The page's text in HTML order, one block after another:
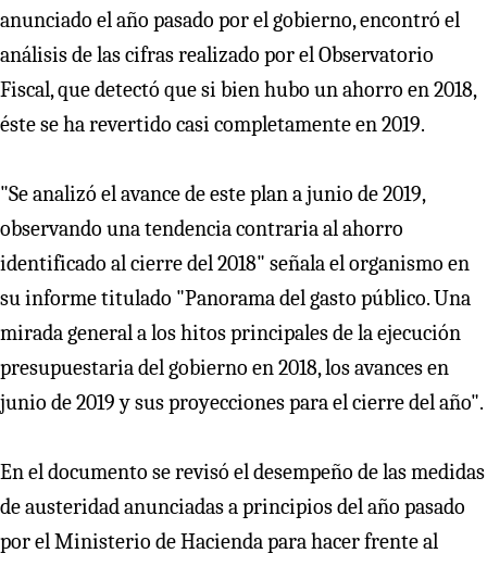
anunciado el año pasado por el gobierno, encontró el
análisis de las cifras realizado por el Observatorio
Fiscal, que detectó que si bien hubo un ahorro en 2018,
éste se ha revertido casi completamente en 2019.
"Se analizó el avance de este plan a junio de 2019,
observando una tendencia contraria al ahorro
identificado al cierre del 2018" señala el organismo en
su informe titulado "Panorama del gasto público. Una
mirada general a los hitos principales de la ejecución
presupuestaria del gobierno en 2018, los avances en
junio de 2019 y sus proyecciones para el cierre del año".
En el documento se revisó el desempeño de las medidas
de austeridad anunciadas a principios del año pasado
por el Ministerio de Hacienda para hacer frente al